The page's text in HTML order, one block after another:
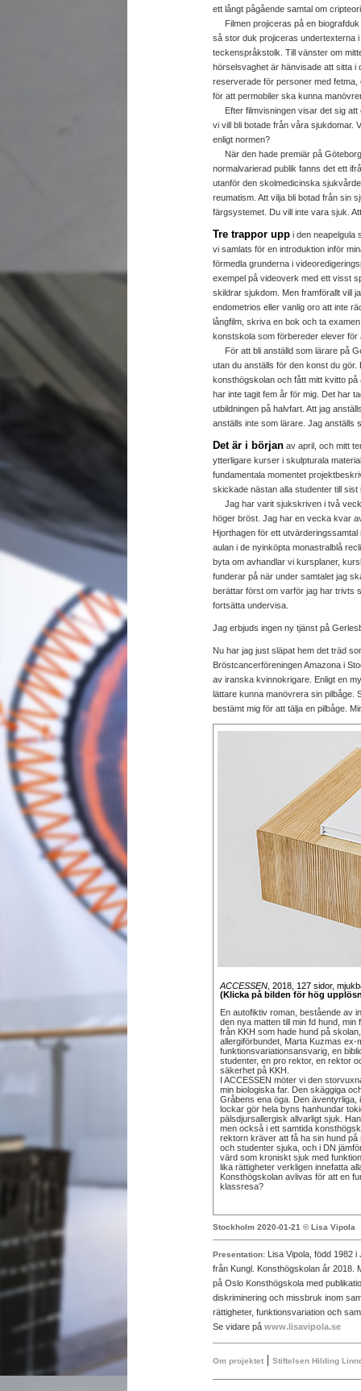
ett långt pågående samtal om
Filmen projiceras på en biografduk
så stor duk projiceras undertexterna
teckenspråkstolk. Till vänster om
hörselsvaghet är hänvisade att sitta i
reserverade för personer med
för att permobiler ska kunna
Efter filmvisningen visar det sig att
vi vill bli botade från våra sjukdomar.
enligt normen?
När den hade premiär på
normalvarierad publik fanns det ett
utanför den skolmedicinska
reumatism. Att vilja bli botad från sin
färgsystemet. Du vill inte vara sjuk.
Tre trappor upp i den neapelgula
vi samlats för en introduktion inför
förmedla grunderna i
exempel på videoverk med ett visst
skildrar sjukdom. Men framförallt vill
endometrios eller vanlig oro att inte
långfilm, skriva en bok och ta
konstskola som förbereder elever
För att bli anställd som lärare på
utan du anställs för den konst du
konsthögskolan och fått mitt kvitto
har inte tagit fem år för mig. Det har
utbildningen på halvfart. Att jag
anställs inte som lärare. Jag anställs
Det är i början av april, och mitt
ytterligare kurser i skulpturala
fundamentala momentet
skickade nästan alla studenter till
Jag har varit sjukskriven i två
höger bröst. Jag har en vecka kvar
Hjorthagen för ett
aulan i de nyinköpta monastralblå
byta om avhandlar vi kursplaner,
funderar på när under samtalet jag
berättar först om varför jag har trivts
fortsätta undervisa.
Jag erbjuds ingen ny tjänst på
Nu har jag just släpat hem det träd
Bröstcancerföreningen Amazona i
av iranska kvinnokrigare. Enligt en
lättare kunna manövrera sin pilbåge.
bestämt mig för att tälja en pilbåge.
ACCESSEN , 2018, 127 sidor,
(Klicka på bilden för hög
En autofiktiv roman, bestående av
den nya matten till min fd hund,
från KKH som hade hund på
allergiförbundet, Marta Kuzmas ex-
funktionsvariationsansvarig, en
studenter, en pro rektor, en rektor
säkerhet på KKH.
I ACCESSEN möter vi den
min biologiska far. Den skäggiga
Gråbens ena öga. Den
lockar gör hela byns hanhundar
pälsdjursallergisk allvarligt sjuk.
men också i ett samtida
rektorn kräver att få ha sin hund
och studenter sjuka, och i DN
värd som kroniskt sjuk med
lika rättigheter verkligen innefatta
Konsthögskolan avlivas för att en
klassresa?
Stockholm 2020-01-21 © Lisa Vipola
Presentation: Lisa Vipola, född 1982
från Kungl. Konsthögskolan år 2018.
på Oslo Konsthögskola med
diskriminering och missbruk inom
rättigheter, funktionsvariation och
Se vidare på www.lisavipola.se
Om projektet | Stiftelsen Hilding